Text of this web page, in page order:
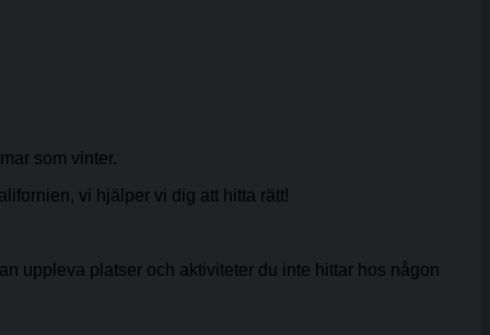
som vinter.
vi hjälper vi dig att hitta rätt!
uppleva platser och aktiviteter du inte hittar hos någon